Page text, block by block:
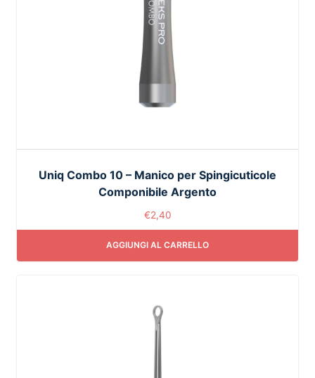
Uniq Combo 10 – Manico per Spingicuticole
Componibile Argento
€2,40
AGGIUNGI AL CARRELLO